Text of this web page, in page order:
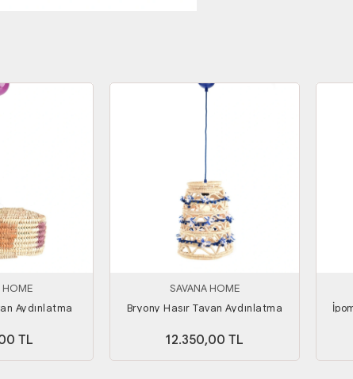
HOME
Aydınlatma
TL
SAVANA HOME
Bryony Hasır Tavan Aydınlatma
12.350,00 TL